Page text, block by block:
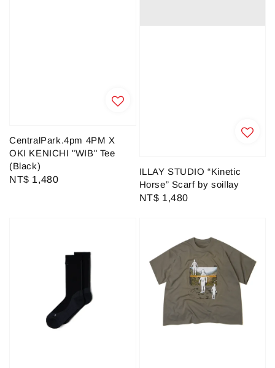
CentralPark.4pm 4PM X
OKI KENICHI "WIB" Tee
(Black)
Regular
NT$ 1,480
ILLAY STUDIO “Kinetic
Horse” Scarf by soillay
Regular
NT$ 1,480